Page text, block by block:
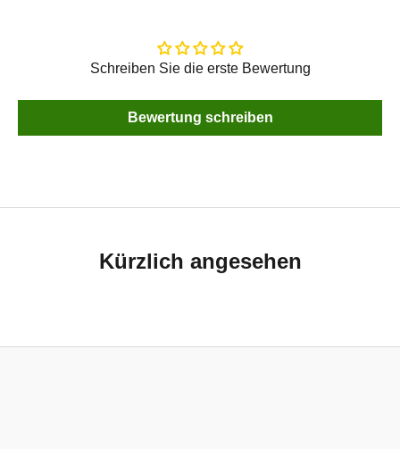
Schreiben Sie die erste Bewertung
Bewertung schreiben
Kürzlich angesehen